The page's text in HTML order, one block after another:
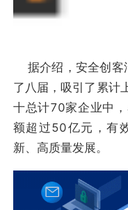
据介绍，安全创客
了八届，吸引了累计
十总计70家企业中
额超过50亿元，有
新、高质量发展。